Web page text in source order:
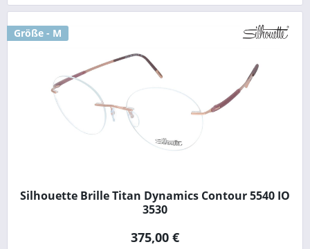
Größe - M
Silhouette Brille Titan Dynamics Contour 5540 IO
3530
375,00 €